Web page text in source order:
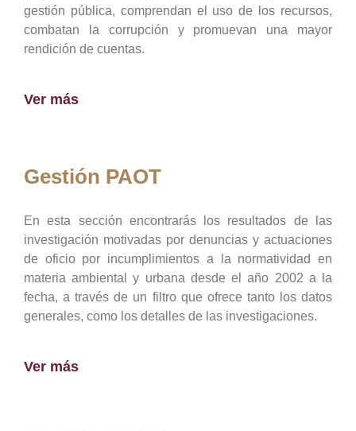
gestión pública, comprendan el uso de los recursos,
combatan la corrupción y promuevan una mayor
rendición de cuentas.
Ver más
Gestión PAOT
En esta sección encontrarás los resultados de las
investigación motivadas por denuncias y actuaciones
de oficio por incumplimientos a la normatividad en
materia ambiental y urbana desde el año 2002 a la
fecha, a través de un filtro que ofrece tanto los datos
generales, como los detalles de las investigaciones.
Ver más